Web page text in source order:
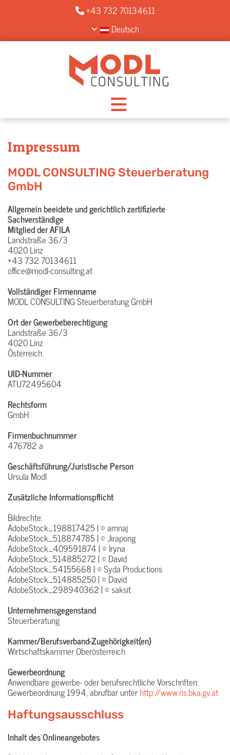
 +43 732 70134611
Deutsch
Impressum
MODL CONSULTING Steuerberatung
GmbH
Allgemein beeidete und gerichtlich zertifizierte
Sachverständige
Mitglied der AFILA
Landstraße 36/3
4020 Linz
+43 732 70134611
office@modl-consulting.at
Vollständiger Firmenname
MODL CONSULTING Steuerberatung GmbH
Ort der Gewerbeberechtigung
Landstraße 36/3
4020 Linz
Österreich
UID-Nummer
ATU72495604
Rechtsform
GmbH
Firmenbuchnummer
476782 a
Geschäftsführung/Juristische Person
Ursula Modl
Zusätzliche Informationspflicht
Bildrechte:
AdobeStock_198817425 | © amnaj
AdobeStock_518874785 | © Jirapong
AdobeStock_409591874 | © Iryna
AdobeStock_514885272 | © David
AdobeStock_54155668 | © Syda Productions
AdobeStock_514885250 | © David
AdobeStock_298940362 | © saksit
Unternehmensgegenstand
Steuerberatung
Kammer/Berufsverband-Zugehörigkeit(en)
Wirtschaftskammer Oberösterreich
Gewerbeordnung
Anwendbare gewerbe- oder berufsrechtliche Vorschriften:
Gewerbeordnung 1994, abrufbar unterhttp://www.ris.bka.gv.at
Haftungsausschluss
Inhalt des Onlineangebotes